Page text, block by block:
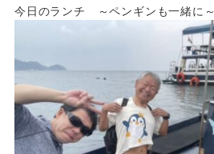
今日のランチ ～ペンギンも一緒に～